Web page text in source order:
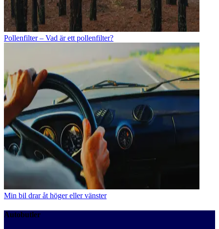
Pollenfilter – Vad är ett pollenfilter?
Min bil drar åt höger eller vänster
Autobutler